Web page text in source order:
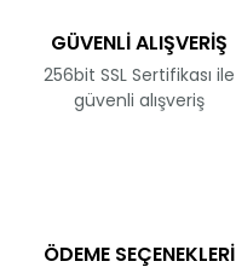
GÜVENLİ ALIŞVERİŞ
256bit SSL Sertifikası ile
güvenli alışveriş
ÖDEME SEÇENEKLERİ